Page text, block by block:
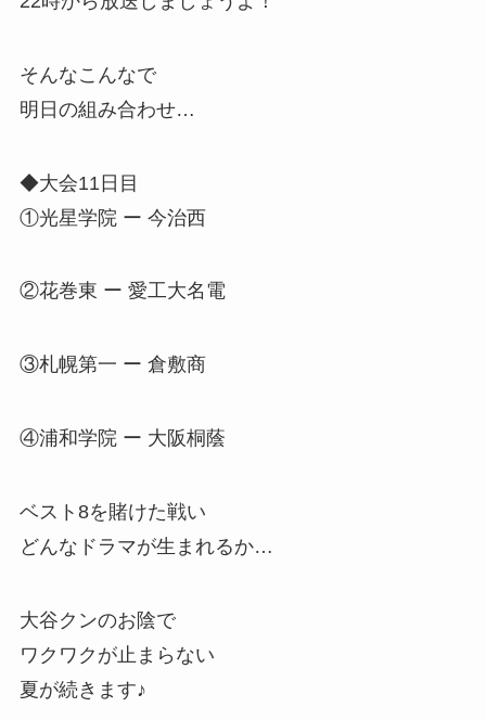
そんなこんなで
明日の組み合わせ…
◆大会11日目
①光星学院 ー 今治西
②花巻東 ー 愛工大名電
③札幌第一 ー 倉敷商
④浦和学院 ー 大阪桐蔭
ベスト8を賭けた戦い
どんなドラマが生まれるか…
大谷クンのお陰で
ワクワクが止まらない
夏が続きます♪